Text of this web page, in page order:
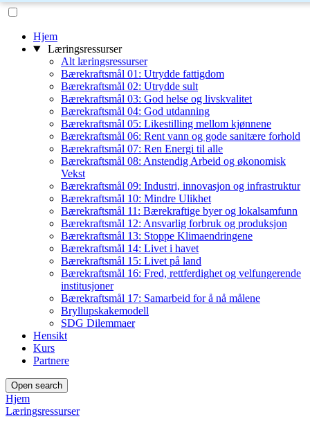
Hjem
Læringsressurser
Alt læringsressurser
Bærekraftsmål 01: Utrydde fattigdom
Bærekraftsmål 02: Utrydde sult
Bærekraftsmål 03: God helse og livskvalitet
Bærekraftsmål 04: God utdanning
Bærekraftsmål 05: Likestilling mellom kjønnene
Bærekraftsmål 06: Rent vann og gode sanitære forhold
Bærekraftsmål 07: Ren Energi til alle
Bærekraftsmål 08: Anstendig Arbeid og økonomisk
Vekst
Bærekraftsmål 09: Industri, innovasjon og infrastruktur
Bærekraftsmål 10: Mindre Ulikhet
Bærekraftsmål 11: Bærekraftige byer og lokalsamfunn
Bærekraftsmål 12: Ansvarlig forbruk og produksjon
Bærekraftsmål 13: Stoppe Klimaendringene
Bærekraftsmål 14: Livet i havet
Bærekraftsmål 15: Livet på land
Bærekraftsmål 16: Fred, rettferdighet og velfungerende
institusjoner
Bærekraftsmål 17: Samarbeid for å nå målene
Bryllupskakemodell
SDG Dilemmaer
Hensikt
Kurs
Partnere
Open search
Hjem
Læringsressurser